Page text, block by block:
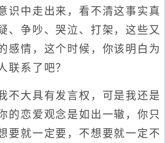
识中走出来，看不清这事实真
、争吵、哭泣、打架，这些又
感情，这个时候，你该明白为
联系了吧？
大具有发言权，可是我还是
的恋爱观念是如出一辙，你只
要就一定要，不想要就一定不